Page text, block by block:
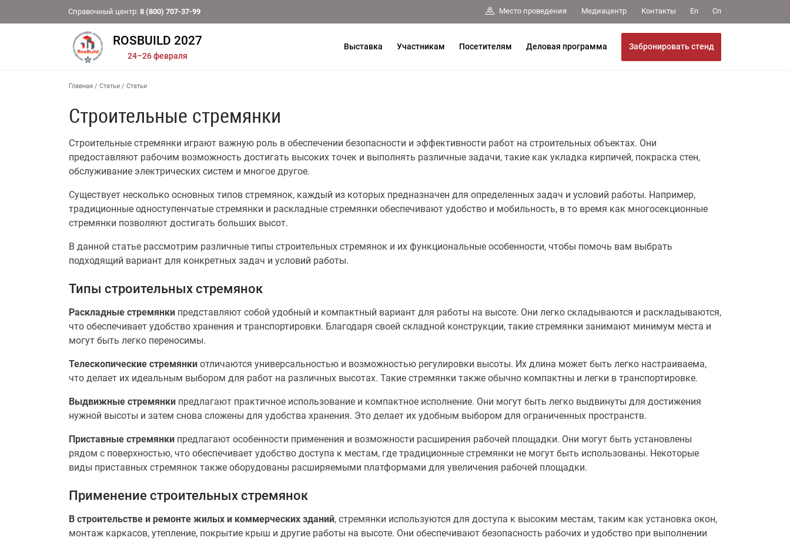
Справочный центр: 8 (800) 707-37-99 Место проведения Медиацентр Контакты En Cn
ROSBUILD 2027
24–26 февраля
Выставка Участникам Посетителям Деловая программа Забронировать стенд
Главная / Статьи / Статьи
Строительные стремянки
Строительные стремянки играют важную роль в обеспечении безопасности и эффективности работ на строительных объектах. Они
предоставляют рабочим возможность достигать высоких точек и выполнять различные задачи, такие как укладка кирпичей, покраска стен,
обслуживание электрических систем и многое другое.
Существует несколько основных типов стремянок, каждый из которых предназначен для определенных задач и условий работы. Например,
традиционные одноступенчатые стремянки и раскладные стремянки обеспечивают удобство и мобильность, в то время как многосекционные
стремянки позволяют достигать больших высот.
В данной статье рассмотрим различные типы строительных стремянок и их функциональные особенности, чтобы помочь вам выбрать
подходящий вариант для конкретных задач и условий работы.
Типы строительных стремянок
Раскладные стремянки представляют собой удобный и компактный вариант для работы на высоте. Они легко складываются и раскладываются,
что обеспечивает удобство хранения и транспортировки. Благодаря своей складной конструкции, такие стремянки занимают минимум места и
могут быть легко переносимы.
Телескопические стремянки отличаются универсальностью и возможностью регулировки высоты. Их длина может быть легко настраиваема,
что делает их идеальным выбором для работ на различных высотах. Такие стремянки также обычно компактны и легки в транспортировке.
Выдвижные стремянки предлагают практичное использование и компактное исполнение. Они могут быть легко выдвинуты для достижения
нужной высоты и затем снова сложены для удобства хранения. Это делает их удобным выбором для ограниченных пространств.
Приставные стремянки предлагают особенности применения и возможности расширения рабочей площадки. Они могут быть установлены
рядом с поверхностью, что обеспечивает удобство доступа к местам, где традиционные стремянки не могут быть использованы. Некоторые
виды приставных стремянок также оборудованы расширяемыми платформами для увеличения рабочей площадки.
Применение строительных стремянок
В строительстве и ремонте жилых и коммерческих зданий, стремянки используются для доступа к высоким местам, таким как установка окон,
монтаж каркасов, утепление, покрытие крыш и другие работы на высоте. Они обеспечивают безопасность рабочих и удобство при выполнении